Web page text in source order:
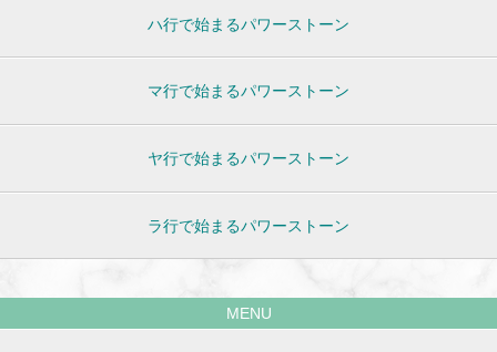
ハ行で始まるパワーストーン
マ行で始まるパワーストーン
ヤ行で始まるパワーストーン
ラ行で始まるパワーストーン
MENU